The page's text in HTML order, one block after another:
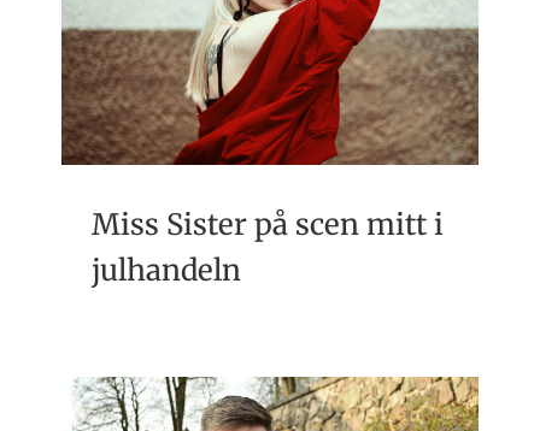
Miss Sister på scen mitt i
julhandeln